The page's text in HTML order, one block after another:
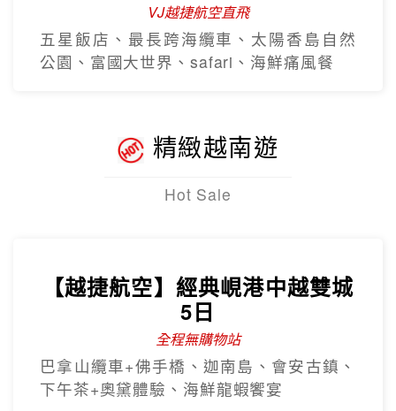
VJ越捷航空直飛
五星飯店、最長跨海纜車、太陽香島自然
公園、富國大世界、safari、海鮮痛風餐
精緻越南遊
Hot Sale